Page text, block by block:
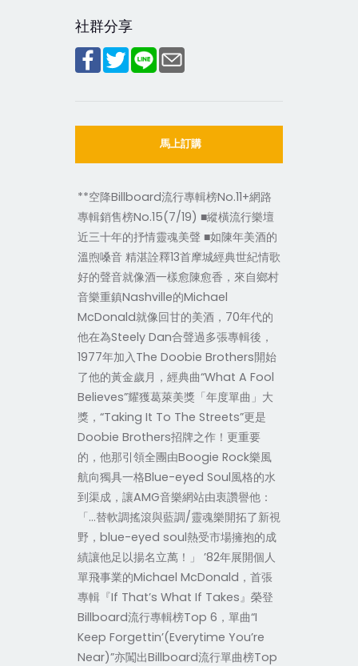
社群分享
馬上訂購
**空降Billboard流行專輯榜No.11+網路
專輯銷售榜No.15(7/19) ■縱橫流行樂壇
近三十年的抒情靈魂美聲 ■如陳年美酒的
溫煦嗓音 精湛詮釋13首摩城經典世紀情歌
好的聲音就像酒一樣愈陳愈香，來自鄉村
音樂重鎮Nashville的Michael
McDonald就像回甘的美酒，70年代的
他在為Steely Dan合聲過多張專輯後，
1977年加入The Doobie Brothers開始
了他的黃金歲月，經典曲“What A Fool
Believes”耀獲葛萊美獎「年度單曲」大
獎，“Taking It To The Streets”更是
Doobie Brothers招牌之作！更重要
的，他那引領全團由Boogie Rock樂風
航向獨具一格Blue-eyed Soul風格的水
到渠成，讓AMG音樂網站由衷讚譽他：
「…替軟調搖滾與藍調/靈魂樂開拓了新視
野，blue-eyed soul熱受市場擁抱的成
績讓他足以揚名立萬！」 ’82年展開個人
單飛事業的Michael McDonald，首張
專輯『If That’s What If Takes』榮登
Billboard流行專輯榜Top 6，單曲“I
Keep Forgettin’(Everytime You’re
Near)”亦闖出Billboard流行單曲榜Top